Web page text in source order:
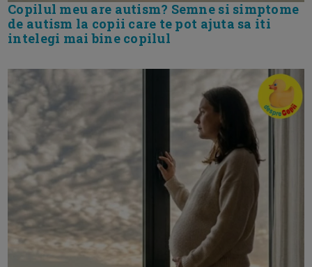
Copilul meu are autism? Semne si simptome
de autism la copii care te pot ajuta sa iti
intelegi mai bine copilul